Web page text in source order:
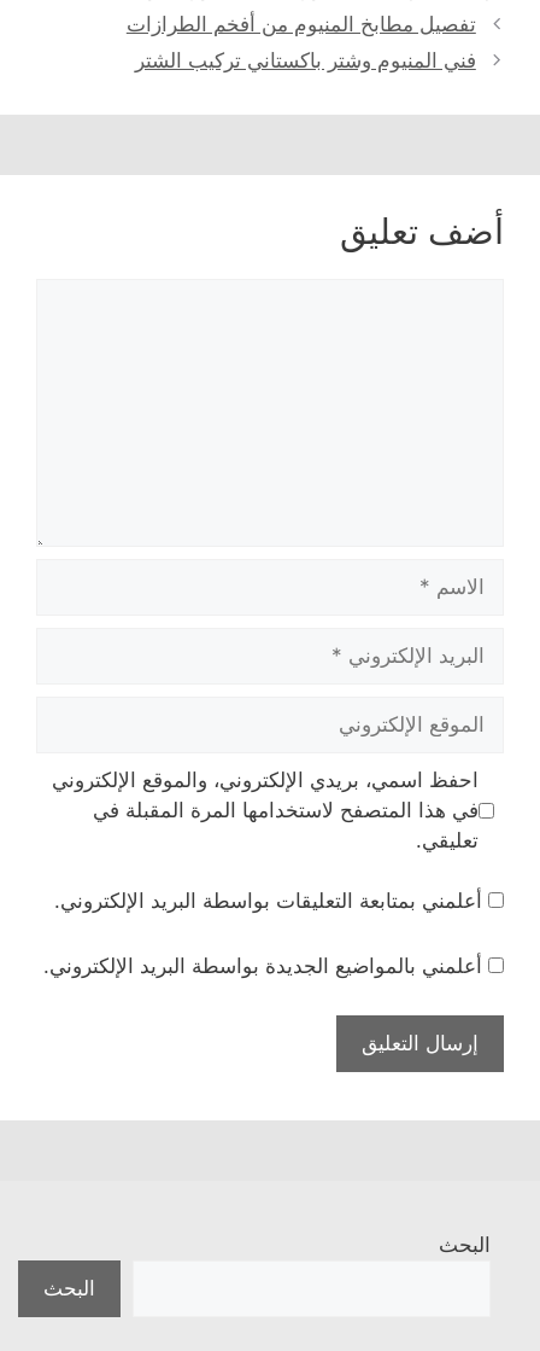
تفصيل مطابخ المنيوم من أفخم الطرازات
فني المنيوم وشتر باكستاني تركيب الشتر
أضف تعليق
الإلكتروني
الإلكتروني
احفظ اسمي، بريدي الإلكتروني، والموقع الإلكتروني
في هذا المتصفح لاستخدامها المرة المقبلة في
تعليقي.
أعلمني بمتابعة التعليقات بواسطة البريد الإلكتروني.
أعلمني بالمواضيع الجديدة بواسطة البريد الإلكتروني.
البحث
البحث